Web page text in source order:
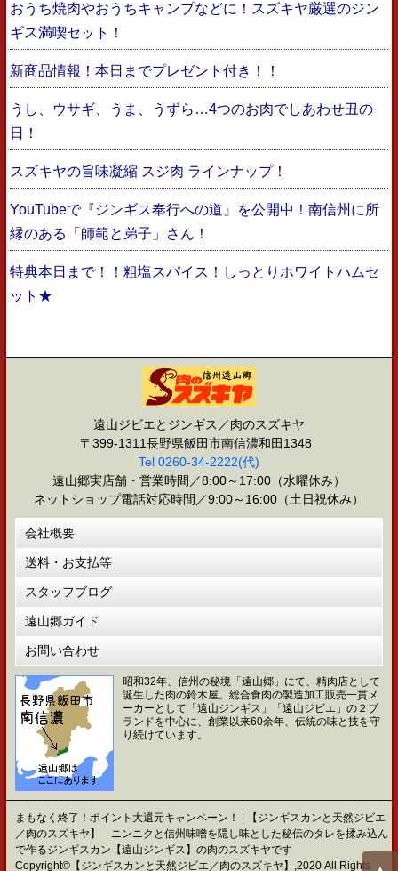
おうち焼肉やおうちキャンプなどに！スズキヤ厳選のジン
ギス満喫セット！
新商品情報！本日までプレゼント付き！！
うし、ウサギ、うま、うずら…4つのお肉でしあわせ丑の
日！
スズキヤの旨味凝縮 スジ肉 ラインナップ！
YouTubeで『ジンギス奉行への道』を公開中！南信州に所
縁のある「師範と弟子」さん！
特典本日まで！！粗塩スパイス！しっとりホワイトハムセ
ット★
遠山ジビエとジンギス／肉のスズキヤ
〒399-1311長野県飯田市南信濃和田1348
Tel 0260-34-2222(代)
遠山郷実店舗・営業時間／8:00～17:00（水曜休み）
ネットショップ電話対応時間／9:00～16:00（土日祝休み）
会社概要
送料・お支払等
スタッフブログ
遠山郷ガイド
お問い合わせ
昭和32年、信州の秘境「遠山郷」にて、精肉店として
誕生した肉の鈴木屋。総合食肉の製造加工販売一貫メ
ーカーとして「遠山ジンギス」「遠山ジビエ」の２ブ
ランドを中心に、創業以来60余年、伝統の味と技を守
り続けています。
まもなく終了！ポイント大還元キャンペーン！ | 【ジンギスカンと天然ジビエ
／肉のスズキヤ】 ニンニクと信州味噌を隠し味とした秘伝のタレを揉み込ん
で作るジンギスカン【遠山ジンギス】の肉のスズキヤです
Copyright©【ジンギスカンと天然ジビエ／肉のスズキヤ】,2020 All Rights